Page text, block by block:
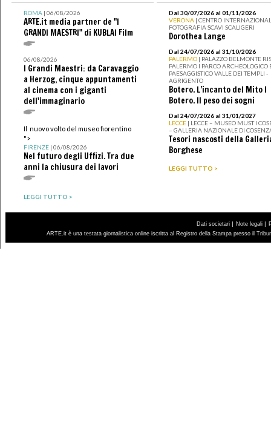
ROMA| 06/08/2026
ARTE.it media partner de "I
GRANDI MAESTRI" di KUBLAI Film
06/08/2026
I Grandi Maestri: da Caravaggio
a Herzog, cinque appuntamenti
al cinema con i giganti
dell'immaginario
Il nuovo volto del museo fiorentino
">
FIRENZE| 06/08/2026
Nel futuro degli Uffizi. Tra due
anni la chiusura dei lavori
LEGGI TUTTO >
Dal 30/07/2026 al 01/11/2026
VERONA | CENTRO
FOTOGRAFIA SCAVI SCALIGERI
Dorothea Lange
Dal 24/07/2026 al 31/10/2026
PALERMO | PALAZZO BELMONTE
PALERMO I PARCO ARCHEOLOGICO
PAESAGGISTICO VALLE DEI TEMPLI -
AGRIGENTO
Botero. L’incanto del Mito I
Botero. Il peso dei sogni
Dal 24/07/2026 al 31/01/2027
LECCE | LECCE – MUSEO MUST I
– GALLERIA NAZIONALE DI
Tesori nascosti della
Borghese
LEGGI TUTTO >
Dati societari | Note legali |
ARTE.it è una testata giornalistica online iscritta al Registro della Stampa presso il